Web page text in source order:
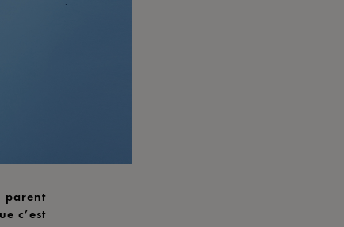
parent
c’est